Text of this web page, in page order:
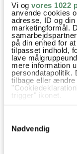
Vi og vores 1022
anvende cookies
adresse, ID og
marketingformål.
på din enhed for
tilpasset indhold,
lave
mere information
tilbage eller
trigger" ikonet.
Indsamle
der kan være
Nødvendig
SPØRGSMÅL
Har du spørgsmål
hilsen, så kan du
Du kan måske finde
hvis det allerede er
denne side, hvor
spørgsmål' til min